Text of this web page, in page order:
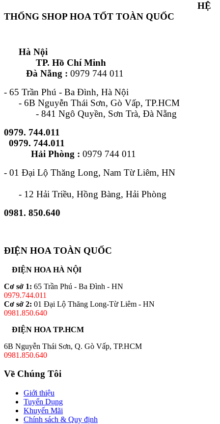
HỆ
THỐNG SHOP HOA TỐT TOÀN QUỐC
Hà Nội
TP. Hồ Chí Minh
Đà Nẵng : 0979 744 011
- 65 Trần Phú - Ba Đình, Hà Nội
- 6B Nguyễn Thái Sơn, Gò Vấp, TP.HCM
- 841 Ngô Quyền, Sơn Trà, Đà Nẵng
0979. 744.011
0979. 744.011
Hải Phòng : 0979 744 011
- 01 Đại Lộ Thăng Long, Nam Từ Liêm, HN
- 12 Hải Triều, Hồng Bàng, Hải Phòng
0981. 850.640
ĐIỆN HOA TOÀN QUỐC
ĐIỆN HOA HÀ NỘI
Cơ sở 1: 65 Trần Phú - Ba Đình - HN
0979.744.011
Cơ sở 2: 01 Đại Lộ Thăng Long-Từ Liêm - HN
0981.850.640
ĐIỆN HOA TP.HCM
6B Nguyễn Thái Sơn, Q. Gò Vấp, TP.HCM
0981.850.640
Về Chúng Tôi
Giới thiệu
Tuyển Dụng
Khuyến Mãi
Chính sách & Quy định